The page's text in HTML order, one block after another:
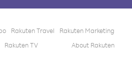
Rakuten Travel
Rakuten Marketing
Rakuten TV About Rakuten